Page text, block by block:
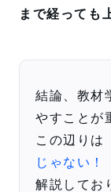
まで経っても
結論、教材
やすことが
この辺りは
じゃない！
解説してお